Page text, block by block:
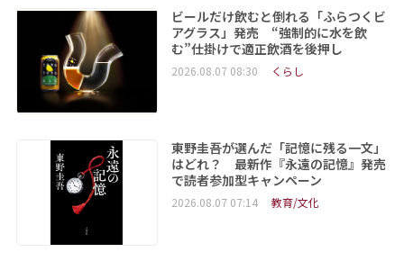
ビールだけ飲むと倒れる「ふらつくビ
アグラス」発売 “強制的に水を飲
む”仕掛けで適正飲酒を後押し
2026.08.07 08:30 くらし
東野圭吾が選んだ「記憶に残る一文」
はどれ？ 最新作『永遠の記憶』発売
で読者参加型キャンペーン
2026.08.07 07:14 教育/文化